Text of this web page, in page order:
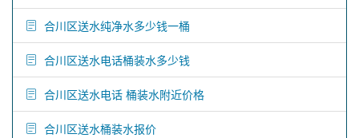
合川区送水纯净水多少钱一桶
合川区送水电话桶装水多少钱
合川区送水电话 桶装水附近价格
合川区送水桶装水报价